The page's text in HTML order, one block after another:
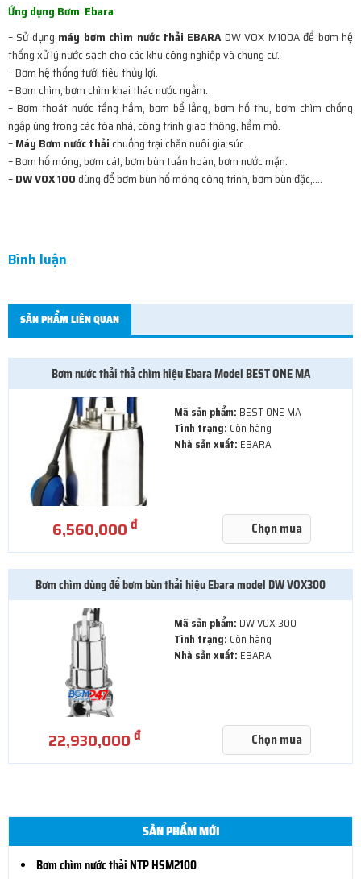
Ứng dụng Bơm Ebara
– Sử dụng máy bơm chìm nước thải EBARADW VOX M100A để bơm hệ
thống xử lý nước sạch cho các khu công nghiệp và chung cư.
– Bơm hệ thống tưới tiêu thủy lợi.
– Bơm chìm, bơm chìm khai thác nước ngầm.
– Bơm thoát nước tầng hầm, bơm bể lắng, bơm hố thu, bơm chìm chống
ngập úng trong các tòa nhà, công trình giao thông, hầm mỏ.
–Máy Bơm nước thảichuồng trại chăn nuôi gia súc.
– Bơm hố móng, bơm cát, bơm bùn tuần hoàn, bơm nước mặn.
–DW VOX 100dùng để bơm bùn hố móng công trinh, bơm bùn đặc,….
Bình luận
SẢN PHẨM LIÊN QUAN
Bơm nước thải thả chìm hiệu Ebara Model BEST ONE MA
Mã sản phẩm: BEST ONE MA
Tình trạng: Còn hàng
Nhà sản xuất: EBARA
6,560,000đ Chọn mua
Bơm chìm dùng để bơm bùn thải hiệu Ebara model DW VOX300
Mã sản phẩm: DW VOX 300
Tình trạng: Còn hàng
Nhà sản xuất: EBARA
22,930,000đ Chọn mua
SẢN PHẨM MỚI
Bơm chìm nước thải NTP HSM2100